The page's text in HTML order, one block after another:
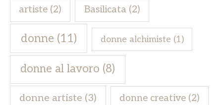
artiste (2) Basilicata (2)
donne (11) donne alchimiste (1)
donne al lavoro (8)
donne artiste (3) donne creative (2)